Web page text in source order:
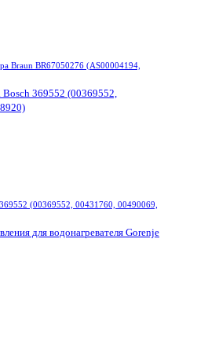
Braun BR67050276 (AS00004194,
(00369552, 00431760, 00490069,